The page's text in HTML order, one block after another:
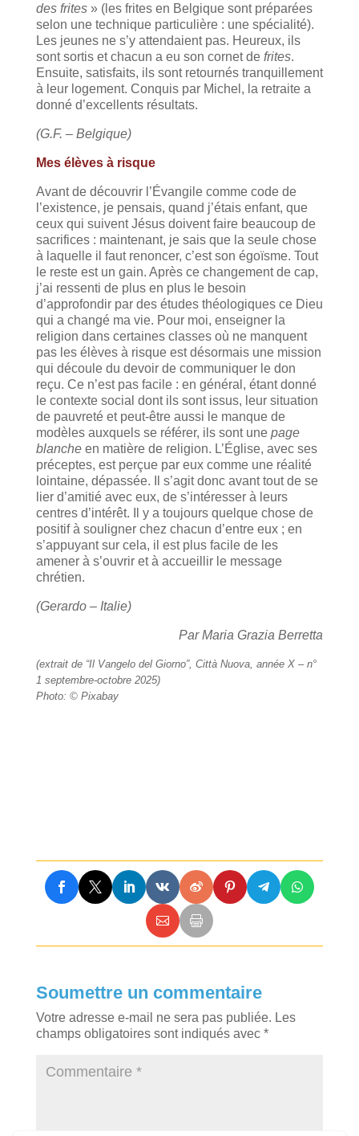
des frites» (les frites en Belgique sont préparées
selon une technique particulière : une spécialité).
Les jeunes ne s’y attendaient pas. Heureux, ils
sont sortis et chacun a eu son cornet de frites.
Ensuite, satisfaits, ils sont retournés tranquillement
à leur logement. Conquis par Michel, la retraite a
donné d’excellents résultats.
(G.F. – Belgique)
Mes élèves à risque
Avant de découvrir l’Évangile comme code de
l’existence, je pensais, quand j’étais enfant, que
ceux qui suivent Jésus doivent faire beaucoup de
sacrifices : maintenant, je sais que la seule chose
à laquelle il faut renoncer, c’est son égoïsme. Tout
le reste est un gain. Après ce changement de cap,
j’ai ressenti de plus en plus le besoin
d’approfondir par des études théologiques ce Dieu
qui a changé ma vie. Pour moi, enseigner la
religion dans certaines classes où ne manquent
pas les élèves à risque est désormais une mission
qui découle du devoir de communiquer le don
reçu. Ce n’est pas facile : en général, étant donné
le contexte social dont ils sont issus, leur situation
de pauvreté et peut-être aussi le manque de
modèles auxquels se référer, ils sont une page
blancheen matière de religion. L’Église, avec ses
préceptes, est perçue par eux comme une réalité
lointaine, dépassée. Il s’agit donc avant tout de se
lier d’amitié avec eux, de s’intéresser à leurs
centres d’intérêt. Il y a toujours quelque chose de
positif à souligner chez chacun d’entre eux ; en
s’appuyant sur cela, il est plus facile de les
amener à s’ouvrir et à accueillir le message
chrétien.
(Gerardo – Italie)
Par Maria Grazia Berretta
(extrait de “Il Vangelo del Giorno”, Città Nuova, année X – n°
1 septembre-octobre 2025)
Photo: © Pixabay
Soumettre un commentaire
Votre adresse e-mail ne sera pas publiée. Les
champs obligatoires sont indiqués avec *